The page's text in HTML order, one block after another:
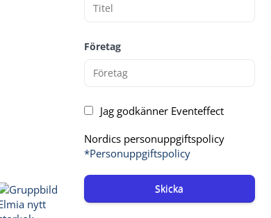
Företag
Jag godkänner Eventeffect
Nordics personuppgiftspolicy
*Personuppgiftspolicy
Skicka